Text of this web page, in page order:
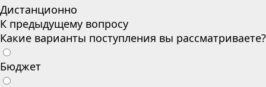
Дистанционно
К предыдущему вопросу
Какие варианты поступления вы рассматриваете?
Бюджет